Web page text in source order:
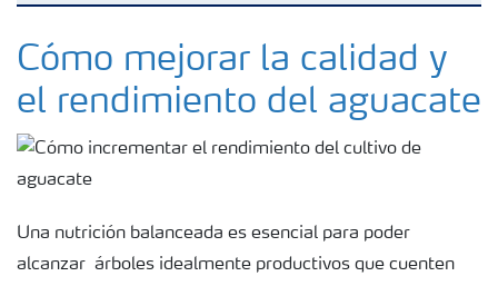
Fertilizantes
Portafolio de Agricultura Digital
Almacenaje y manejo de fertilizantes
Cultivos
Cómo mejorar la calidad y
el rendimiento del aguacate
Una nutrición balanceada es esencial para poder
alcanzar árboles idealmente productivos que cuenten